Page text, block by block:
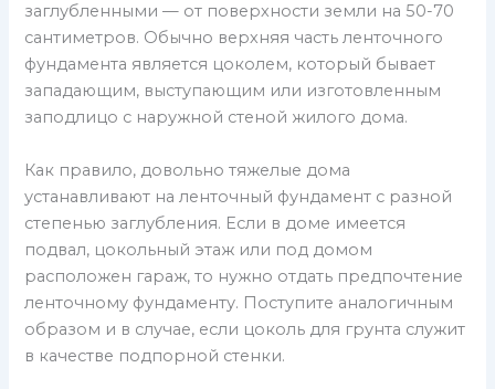
заглубленными — от поверхности земли на 50-70
сантиметров. Обычно верхняя часть ленточного
фундамента является цоколем, который бывает
западающим, выступающим или изготовленным
заподлицо с наружной стеной жилого дома.
Как правило, довольно тяжелые дома
устанавливают на ленточный фундамент с разной
степенью заглубления. Если в доме имеется
подвал, цокольный этаж или под домом
расположен гараж, то нужно отдать предпочтение
ленточному фундаменту. Поступите аналогичным
образом и в случае, если цоколь для грунта служит
в качестве подпорной стенки.